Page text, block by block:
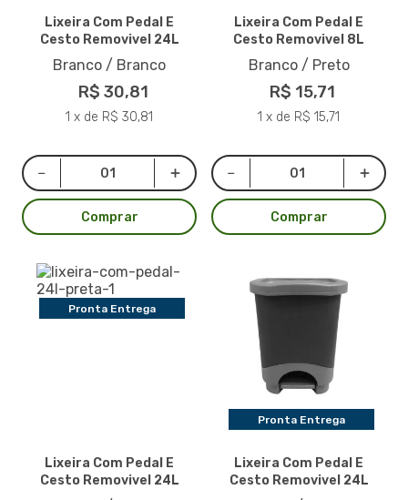
Lixeira Com Pedal E
Cesto Removivel 24L
Branco / Branco
R$ 30,81
1 x de R$ 30,81
Comprar
Lixeira Com Pedal E
Cesto Removivel 8L
Branco / Preto
R$ 15,71
1 x de R$ 15,71
Comprar
Pronta Entrega
Lixeira Com Pedal E
Cesto Removivel 24L
Pronta Entrega
Lixeira Com Pedal E
Cesto Removivel 24L